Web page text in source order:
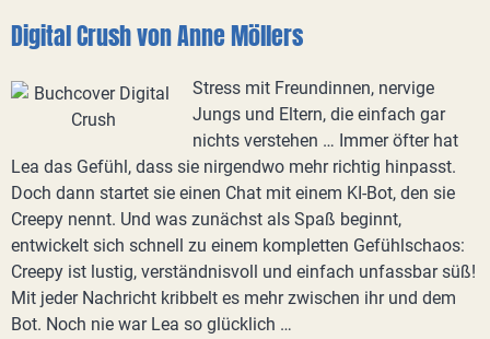
Digital Crush von Anne Möllers
Stress mit Freundinnen, nervige
Jungs und Eltern, die einfach gar
nichts verstehen … Immer öfter hat
Lea das Gefühl, dass sie nirgendwo mehr richtig hinpasst.
Doch dann startet sie einen Chat mit einem KI-Bot, den sie
Creepy nennt. Und was zunächst als Spaß beginnt,
entwickelt sich schnell zu einem kompletten Gefühlschaos:
Creepy ist lustig, verständnisvoll und einfach unfassbar süß!
Mit jeder Nachricht kribbelt es mehr zwischen ihr und dem
Bot. Noch nie war Lea so glücklich …